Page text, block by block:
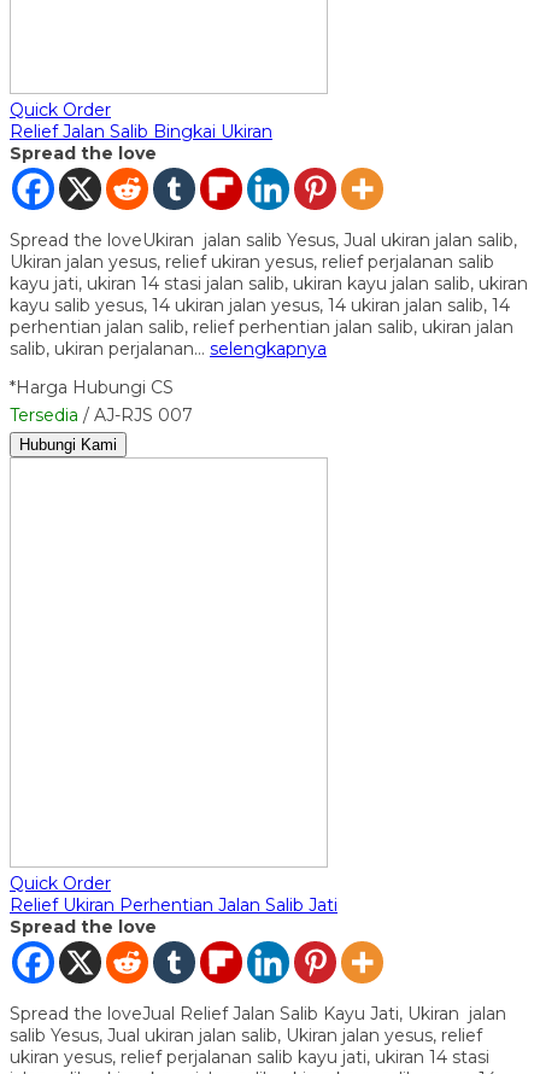
Quick Order
Relief Jalan Salib Bingkai Ukiran
Spread the love
Spread the loveUkiran jalan salib Yesus, Jual ukiran jalan salib,
Ukiran jalan yesus, relief ukiran yesus, relief perjalanan salib
kayu jati, ukiran 14 stasi jalan salib, ukiran kayu jalan salib, ukiran
kayu salib yesus, 14 ukiran jalan yesus, 14 ukiran jalan salib, 14
perhentian jalan salib, relief perhentian jalan salib, ukiran jalan
salib, ukiran perjalanan… selengkapnya
*Harga Hubungi CS
Tersedia / AJ-RJS 007
Hubungi Kami
Quick Order
Relief Ukiran Perhentian Jalan Salib Jati
Spread the love
Spread the loveJual Relief Jalan Salib Kayu Jati, Ukiran jalan
salib Yesus, Jual ukiran jalan salib, Ukiran jalan yesus, relief
ukiran yesus, relief perjalanan salib kayu jati, ukiran 14 stasi